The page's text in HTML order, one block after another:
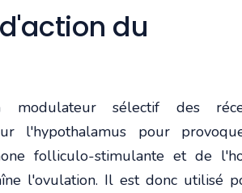
du
sélectif des
l'hypothalamus pour
folliculo-stimulante et de
l'ovulation. Il est donc utilisé